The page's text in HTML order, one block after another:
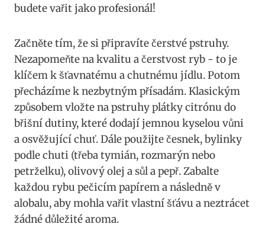
budete⁢ vařit ​jako ⁤profesionál!
Začněte‍ tím, ⁢že si připravíte ⁣čerstvé pstruhy.
Nezapomeňte na kvalitu a čerstvost ryb‌ -‍ to je
klíčem k šťavnatému a chutnému‍ jídlu. ​Potom
přecházíme⁣ k ⁤nezbytným ​přísadám. Klasickým
způsobem vložte⁣ na ​pstruhy plátky citrónu⁣ do‌
břišní dutiny,‌ které dodají jemnou kyselou vůni
a osvěžující chuť.​ Dále použijte ⁢česnek, bylinky ​
podle ‌chuti (třeba tymián, rozmarýn nebo
petrželku), ​olivový⁤ olej a​ sůl​ a pepř. ​Zabalte
každou ⁢rybu⁤ pečicím⁢ papírem a následně v
alobalu, aby⁢ mohla vařit vlastní šťávu‌ a⁣ neztrácet
žádné⁢ důležité ⁢aroma.